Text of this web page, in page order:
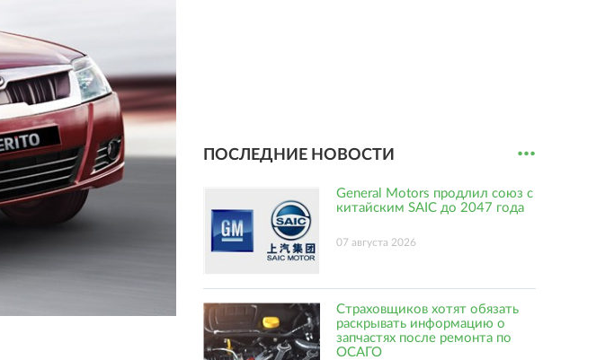
ПОСЛЕДНИЕ НОВОСТИ ...
General Motors продлил союз с
китайским SAIC до 2047 года
07 августа 2026
Страховщиков хотят обязать
раскрывать информацию о
запчастях после ремонта по
ОСАГО